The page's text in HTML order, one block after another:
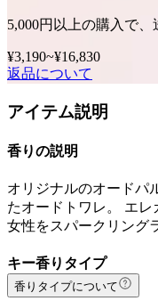
5,000円以上の購入で、
¥3,190~¥16,830
返品について
アイテム説明
香りの説明
オリジナルのオードパ
たオードトワレ。 エ
女性をスパークリング
キー香りタイプ
香りタイプについて